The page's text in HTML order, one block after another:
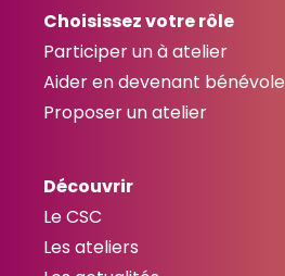
Choisissez votre rôle
Participer un à atelier
Aider en devenant bénévole
Proposer un atelier
Découvrir
Le CSC
Les ateliers